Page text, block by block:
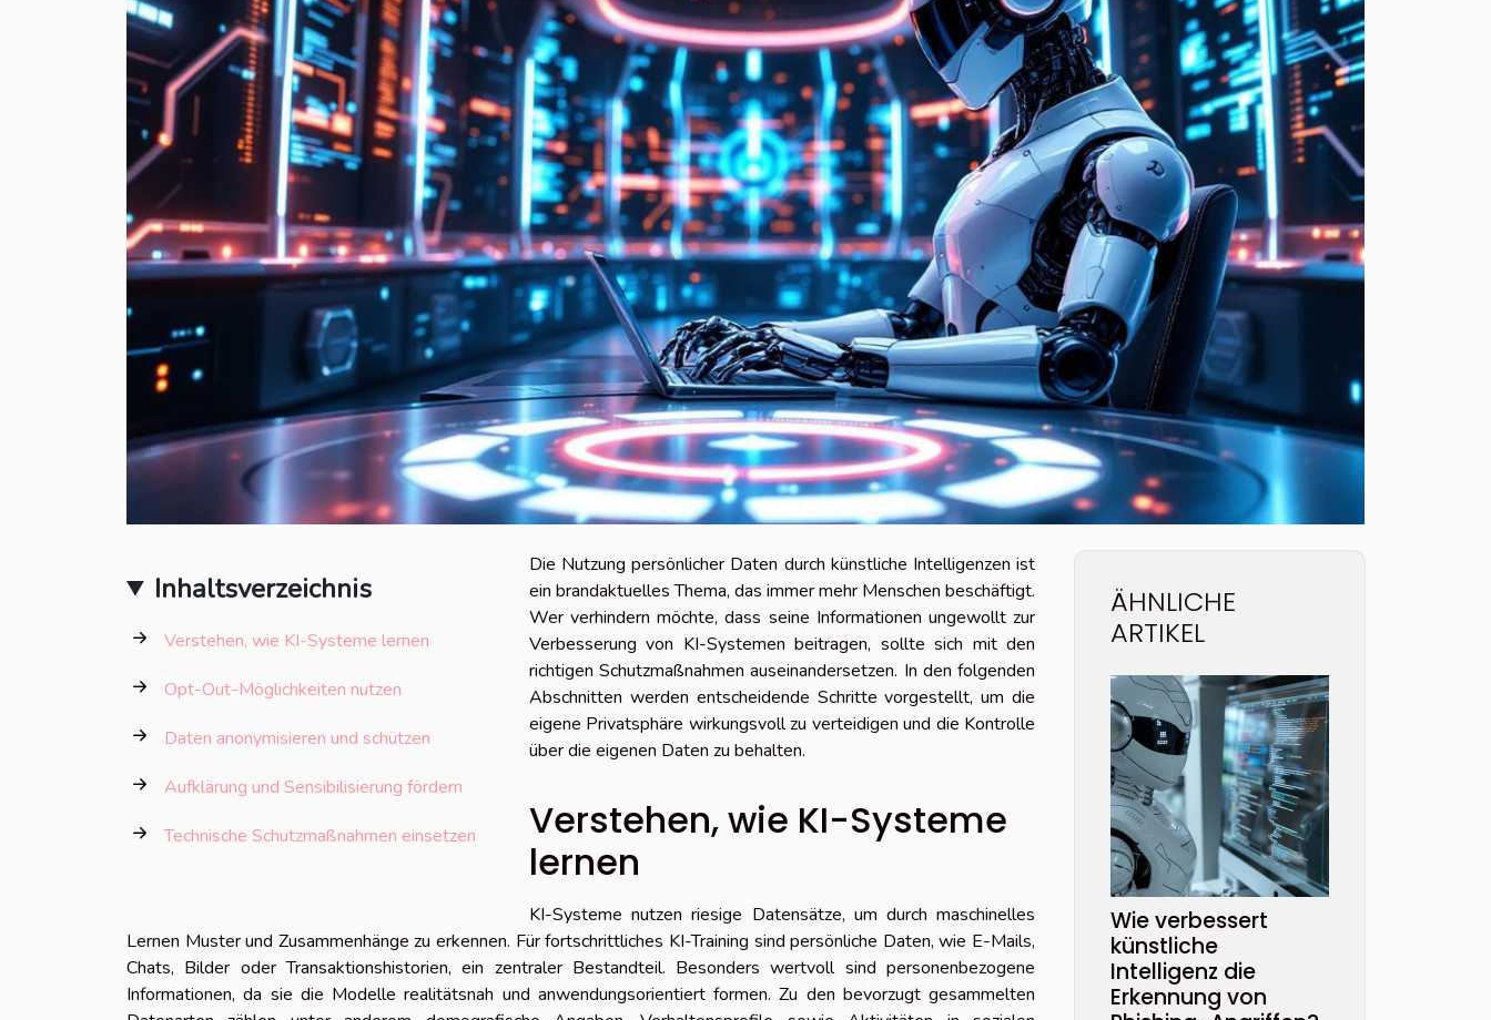
Inhaltsverzeichnis
Verstehen, wie KI-Systeme lernen
Opt-Out-Möglichkeiten nutzen
Daten anonymisieren und schützen
Aufklärung und Sensibilisierung fördern
Technische Schutzmaßnahmen einsetzen
Die Nutzung persönlicher Daten durch künstliche Intelligenzen ist
ein brandaktuelles Thema, das immer mehr Menschen beschäftigt.
Wer verhindern möchte, dass seine Informationen ungewollt zur
Verbesserung von KI-Systemen beitragen, sollte sich mit den
richtigen Schutzmaßnahmen auseinandersetzen. In den folgenden
Abschnitten werden entscheidende Schritte vorgestellt, um die
eigene Privatsphäre wirkungsvoll zu verteidigen und die Kontrolle
über die eigenen Daten zu behalten.
Verstehen, wie KI-Systeme
lernen
KI-Systeme nutzen riesige Datensätze, um durch maschinelles
Lernen Muster und Zusammenhänge zu erkennen. Für fortschrittliches KI-Training sind persönliche Daten, wie E-Mails,
Chats, Bilder oder Transaktionshistorien, ein zentraler Bestandteil. Besonders wertvoll sind personenbezogene
Informationen, da sie die Modelle realitätsnah und anwendungsorientiert formen. Zu den bevorzugt gesammelten
ÄHNLICHE
ARTIKEL
Wie verbessert
künstliche
Intelligenz die
Erkennung von